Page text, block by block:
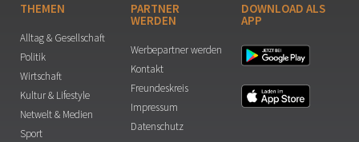
THEMEN
Alltag & Gesellschaft
Politik
Wirtschaft
Kultur & Lifestyle
Netwelt & Medien
Sport
PARTNER
WERDEN
Werbepartner werden
Kontakt
Freundeskreis
Impressum
Datenschutz
DOWNLOAD ALS
APP